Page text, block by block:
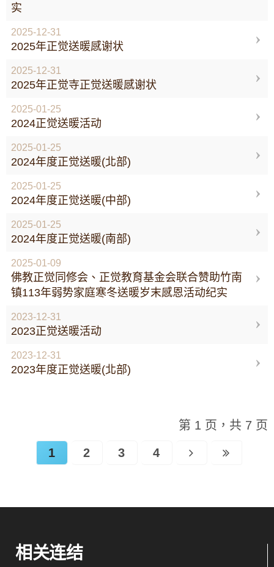
实
2025-12-31
2025年正觉送暖感谢状
2025-12-31
2025年正觉寺正觉送暖感谢状
2025-01-25
2024正觉送暖活动
2025-01-25
2024年度正觉送暖(北部)
2025-01-25
2024年度正觉送暖(中部)
2025-01-25
2024年度正觉送暖(南部)
2025-01-09
佛教正觉同修会、正觉教育基金会联合赞助竹南
镇113年弱势家庭寒冬送暖岁末感恩活动纪实
2023-12-31
2023正觉送暖活动
2023-12-31
2023年度正觉送暖(北部)
第 1 页，共 7 页
1 2 3 4
相关连结